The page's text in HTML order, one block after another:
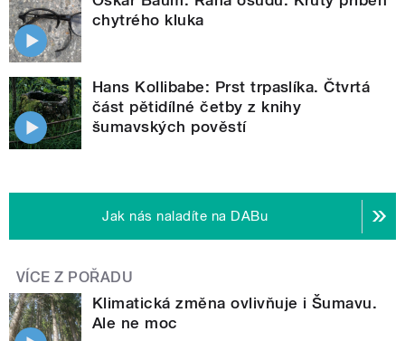
chytrého kluka
Hans Kollibabe: Prst trpaslíka. Čtvrtá
část pětidílné četby z knihy
šumavských pověstí
Jak nás naladíte na DABu
VÍCE Z POŘADU
Klimatická změna ovlivňuje i Šumavu.
Ale ne moc